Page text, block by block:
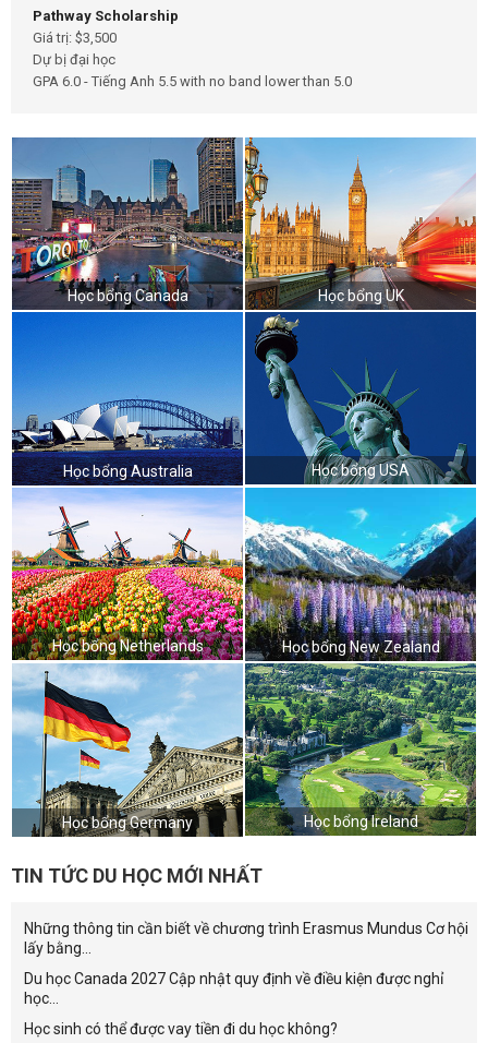
Pathway Scholarship
Giá trị: $3,500
Dự bị đại học
GPA 6.0 - Tiếng Anh 5.5 with no band lower than 5.0
Học bổng Canada Học bổng UK
Học bổng Australia Học bổng USA
Học bổng Netherlands Học bổng New Zealand
Học bổng Germany Học bổng Ireland
TIN TỨC DU HỌC MỚI NHẤT
Những thông tin cần biết về chương trình Erasmus Mundus Cơ hội
lấy bằng...
Du học Canada 2027 Cập nhật quy định về điều kiện được nghỉ
học...
Học sinh có thể được vay tiền đi du học không?